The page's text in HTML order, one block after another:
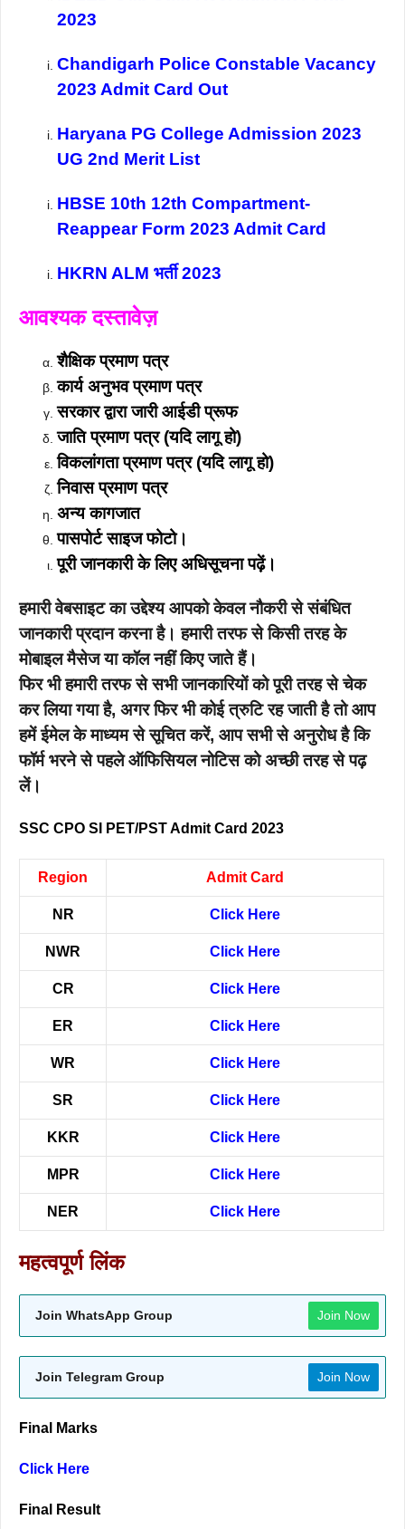
2023
Chandigarh Police Constable Vacancy
2023 Admit Card Out
Haryana PG College Admission 2023
UG 2nd Merit List
HBSE 10th 12th Compartment-
Reappear Form 2023 Admit Card
HKRN ALM भर्ती 2023
आवश्यक दस्तावेज़
शैक्षिक प्रमाण पत्र
कार्य अनुभव प्रमाण पत्र
सरकार द्वारा जारी आईडी प्रूफ
जाति प्रमाण पत्र (यदि लागू हो)
विकलांगता प्रमाण पत्र (यदि लागू हो)
निवास प्रमाण पत्र
अन्य कागजात
पासपोर्ट साइज फोटो।
पूरी जानकारी के लिए अधिसूचना पढ़ें।
हमारी वेबसाइट का उद्देश्य आपको केवल नौकरी से संबंधित
जानकारी प्रदान करना है। हमारी तरफ से किसी तरह के
मोबाइल मैसेज या कॉल नहीं किए जाते हैं।
फिर भी हमारी तरफ से सभी जानकारियों को पूरी तरह से चेक
कर लिया गया है, अगर फिर भी कोई त्रुटि रह जाती है तो आप
हमें ईमेल के माध्यम से सूचित करें, आप सभी से अनुरोध है कि
फॉर्म भरने से पहले ऑफिसियल नोटिस को अच्छी तरह से पढ़
लें।
SSC CPO SI PET/PST Admit Card 2023
Region Admit Card
NR Click Here
NWR Click Here
CR Click Here
ER Click Here
WR Click Here
SR Click Here
KKR Click Here
MPR Click Here
NER Click Here
महत्वपूर्ण लिंक
Join WhatsApp Group Join Now
Join Telegram Group Join Now
Final Marks
Click Here
Final Result